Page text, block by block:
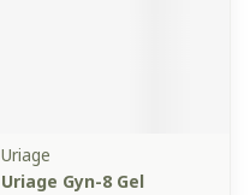
Uriage
Uriage Gyn-8 Gel